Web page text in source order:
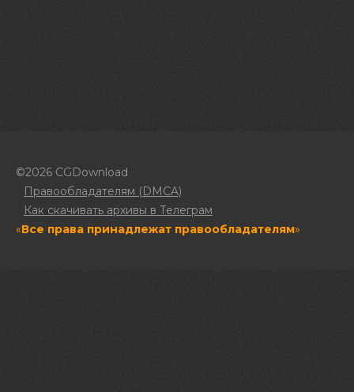
©2026 CGDownload
Правообладателям (DMCA)
Как скачивать архивы в Телеграм
«Все права принадлежат правообладателям»